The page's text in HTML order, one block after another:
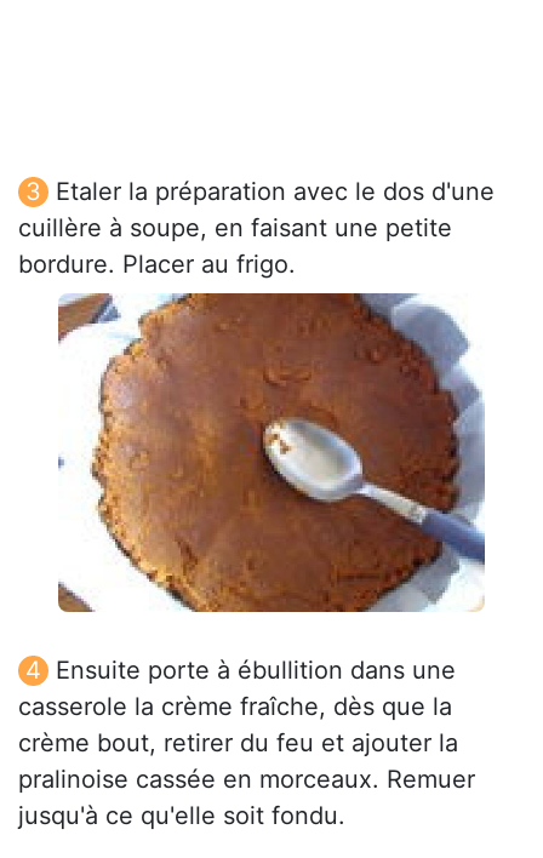
Etaler la préparation avec le dos d'une
cuillère à soupe, en faisant une petite
bordure. Placer au frigo.
Ensuite porte à ébullition dans une
casserole la crème fraîche, dès que la
crème bout, retirer du feu et ajouter la
pralinoise cassée en morceaux. Remuer
jusqu'à ce qu'elle soit fondu.